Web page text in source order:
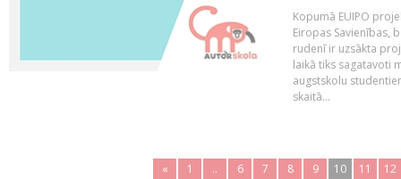
Kopumā EUIPO
Eiropas Savienības,
rudenī ir uzsākta
laikā tiks sagatavoti
augstskolu
skaitā...
« 1 .. 6 7 8 9 10 11 12